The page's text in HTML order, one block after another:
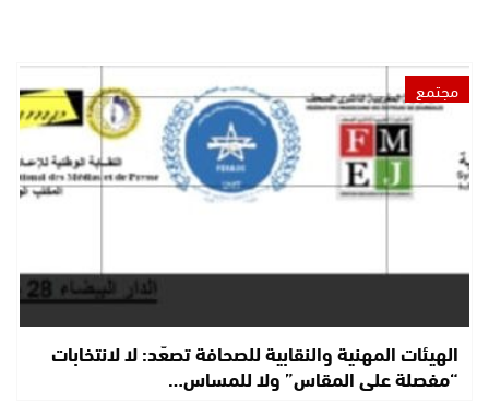
مجتمع
الهيئات المهنية والنقابية للصحافة تصعّد: لا لانتخابات
“مفصلة على المقاس” ولا للمساس…